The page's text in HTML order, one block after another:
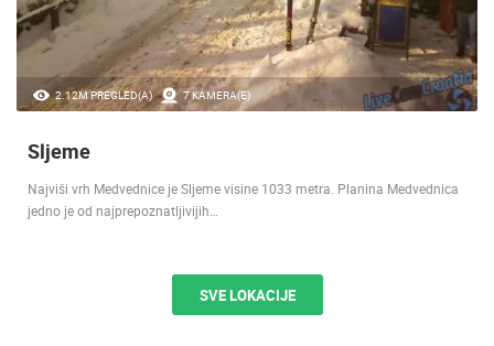
2.12M PREGLED(A) 7 KAMERA(E)
Sljeme
Najviši vrh Medvednice je Sljeme visine 1033 metra. Planina Medvednica
jedno je od najprepoznatljivijih…
SVE LOKACIJE